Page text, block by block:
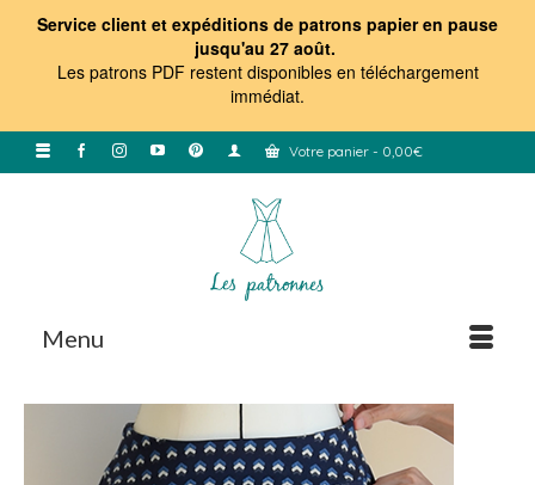
Service client et expéditions de patrons papier en pause
jusqu'au 27 août.
Les patrons PDF restent disponibles en téléchargement
immédiat.
Votre panier - 0,00€
Menu